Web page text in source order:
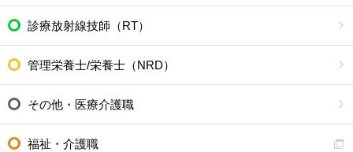
診療放射線技師（RT）
管理栄養士/栄養士（NRD）
その他・医療介護職
福祉・介護職